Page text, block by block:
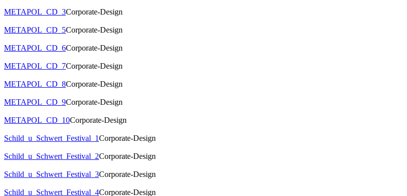
METAPOL_CD_3Corporate-Design
METAPOL_CD_5Corporate-Design
METAPOL_CD_6Corporate-Design
METAPOL_CD_7Corporate-Design
METAPOL_CD_8Corporate-Design
METAPOL_CD_9Corporate-Design
METAPOL_CD_10Corporate-Design
Schild_u_Schwert_Festival_1Corporate-Design
Schild_u_Schwert_Festival_2Corporate-Design
Schild_u_Schwert_Festival_3Corporate-Design
Schild_u_Schwert_Festival_4Corporate-Design